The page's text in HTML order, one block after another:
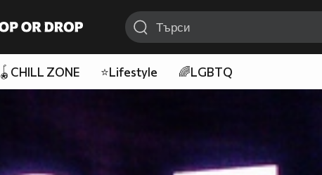
🪀CHILL ZONE ⭐Lifestyle 🌈LGBTQ